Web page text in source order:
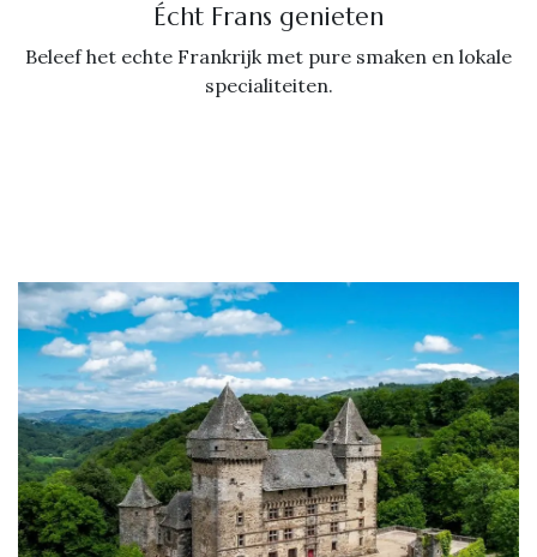
Écht Frans genieten
Beleef het echte Frankrijk met pure smaken en lokale
specialiteiten.